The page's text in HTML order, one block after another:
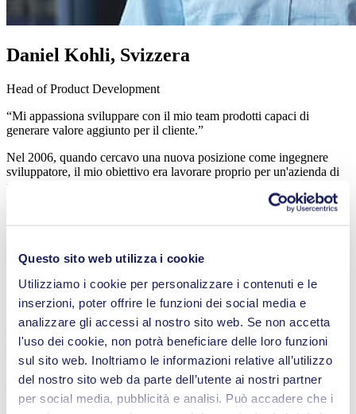
Questo sito web utilizza i cookie
Utilizziamo i cookie per personalizzare i contenuti e le
inserzioni, poter offrire le funzioni dei social media e
analizzare gli accessi al nostro sito web. Se non accetta
l'uso dei cookie, non potrà beneficiare delle loro funzioni
sul sito web. Inoltriamo le informazioni relative all’utilizzo
del nostro sito web da parte dell’utente ai nostri partner
per social media, pubblicità e analisi. Può accadere che i
Daniel Kohli, Svizzera
Head of Product Development
“Mi appassiona sviluppare con il mio team prodotti capaci di
generare valore aggiunto per il cliente.”
Nel 2006, quando cercavo una nuova posizione come ingegnere
sviluppatore, il mio obiettivo era lavorare proprio per un'azienda di
piccole e medie dimensioni. Volevo un ruolo in cui poter fare
personalmente la differenza nel successo dell'azienda. KNF mi ha
conquistato non solo per la sua capacità di pensare a lungo termine e
per la sua vocazione internazionale, ma anche per la sua posizione di
supportata da un proprio stabilimento di produzione in Svizzera.
Nella mia posizione di Head of Product Development, sono
responsabile dello sviluppo di nuovi prodotti standard espandibili
per il sistema modulare KNF. Progettiamo interfacce in modo che
siano il più possibile aperte, affinché i singoli elementi possano poi
essere facilmente adattati alle esigenze del cliente. Il mio obiettivo è
sempre quello di sviluppare prodotti che generino valore aggiunto
per il cliente e garantire che KNF rimanga allo stato più avanzato
della tecnologia. Accompagnare un'idea di prodotto attraverso ogni
fase dello sviluppo fino alla produzione in serie è qualcosa che trovo